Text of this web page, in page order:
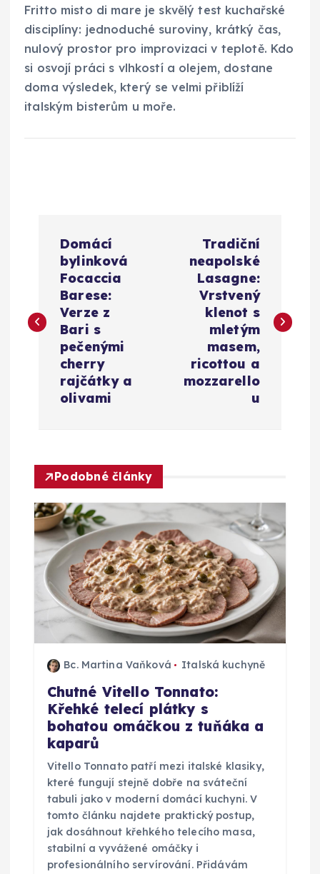
Fritto misto di mare je skvělý test kuchařské
disciplíny: jednoduché suroviny, krátký čas,
nulový prostor pro improvizaci v teplotě. Kdo
si osvojí práci s vlhkostí a olejem, dostane
doma výsledek, který se velmi přiblíží
italským bisterům u moře.
i
e
p
r
p
ř
Domácí
bylinková
Focaccia
Barese:
Verze z
Bari s
pečenými
cherry
rajčátky a
olivami
Tradiční
neapolské
Lasagne:
Vrstvený
klenot s
mletým
masem,
ricottou a
mozzarello
u
Podobné články
Bc. Martina Vaňková Italská kuchyně
Chutné Vitello Tonnato:
Křehké telecí plátky s
bohatou omáčkou z tuňáka a
kaparů
Vitello Tonnato patří mezi italské klasiky,
které fungují stejně dobře na sváteční
tabuli jako v moderní domácí kuchyni. V
tomto článku najdete praktický postup,
jak dosáhnout křehkého telecího masa,
stabilní a vyvážené omáčky i
profesionálního servírování. Přidávám